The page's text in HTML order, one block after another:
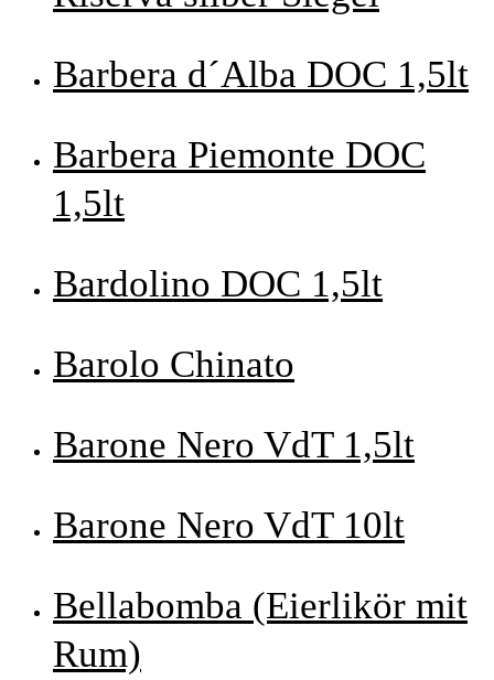
Barbera d´Alba DOC 1,5lt
Barbera Piemonte DOC
1,5lt
Bardolino DOC 1,5lt
Barolo Chinato
Barone Nero VdT 1,5lt
Barone Nero VdT 10lt
Bellabomba (Eierlikör mit
Rum)